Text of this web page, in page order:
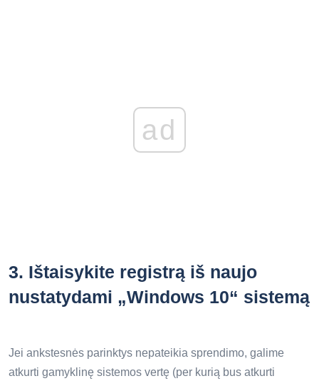
ad
3. Ištaisykite registrą iš naujo
nustatydami „Windows 10“ sistemą
Jei ankstesnės parinktys nepateikia sprendimo, galime
atkurti gamyklinę sistemos vertę (per kurią bus atkurti